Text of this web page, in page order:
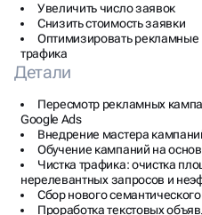
Увеличить число заявок
Снизить стоимость заявки
Оптимизировать рекламные
трафика
Детали
Пересмотр рекламных
Google Ads
Внедрение мастера
Обучение кампаний на
Чистка трафика: очистка
нерелевантных запросов и
Сбор нового
Проработка текстовых